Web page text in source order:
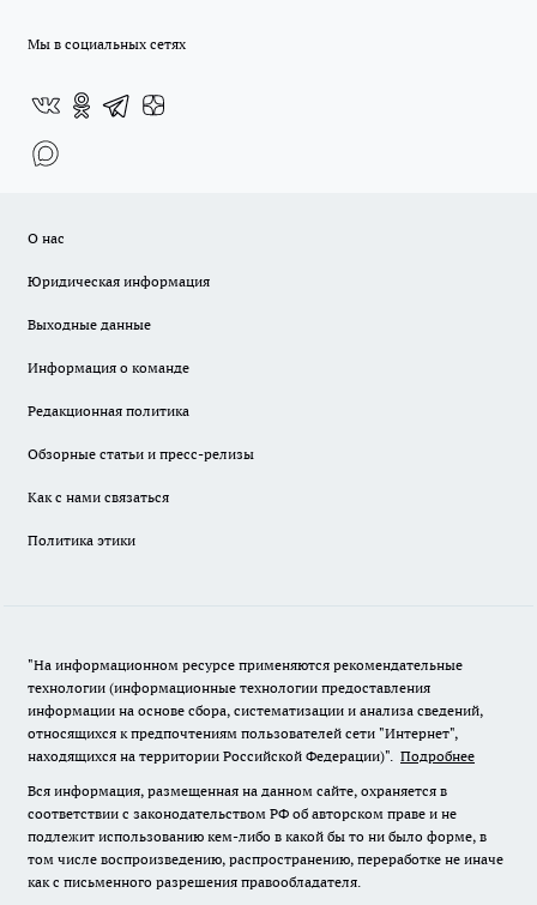
Мы в социальных сетях
О нас
Юридическая информация
Выходные данные
Информация о команде
Редакционная политика
Обзорные статьи и пресс-релизы
Как с нами связаться
Политика этики
"На информационном ресурсе применяются рекомендательные
технологии (информационные технологии предоставления
информации на основе сбора, систематизации и анализа сведений,
относящихся к предпочтениям пользователей сети "Интернет",
находящихся на территории Российской Федерации)". Подробнее
Вся информация, размещенная на данном сайте, охраняется в
соответствии с законодательством РФ об авторском праве и не
подлежит использованию кем-либо в какой бы то ни было форме, в
том числе воспроизведению, распространению, переработке не иначе
как с письменного разрешения правообладателя.